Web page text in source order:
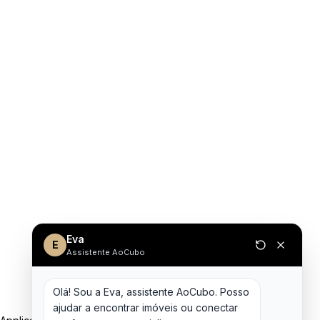
E Eva
Assistente AoCubo
Olá! Sou a Eva, assistente AoCubo. Posso
ajudar a encontrar imóveis ou conectar